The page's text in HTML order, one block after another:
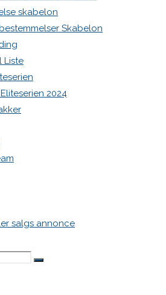
skabelon
Skabelon
Liste
2024
salgs annonce
Search